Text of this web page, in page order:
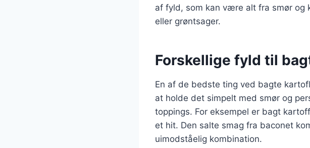
af fyld, som kan være alt fra smør og
eller grøntsager.
Forskellige fyld til
En af de bedste ting ved bagte
at holde det simpelt med smør og
toppings. For eksempel er bagt
et hit. Den salte smag fra baconet
uimodståelig kombination.